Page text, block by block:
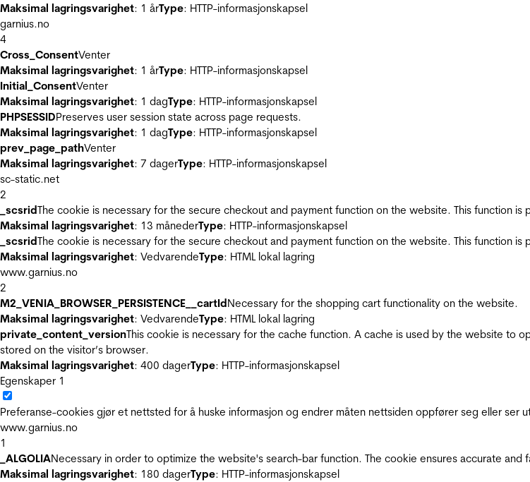
Maksimal lagringsvarighet: 1 årType: HTTP-informasjonskapsel
garnius.no
4
Cross_ConsentVenter
Maksimal lagringsvarighet: 1 årType: HTTP-informasjonskapsel
Initial_ConsentVenter
Maksimal lagringsvarighet: 1 dagType: HTTP-informasjonskapsel
PHPSESSIDPreserves user session state across page requests.
Maksimal lagringsvarighet: 1 dagType: HTTP-informasjonskapsel
prev_page_pathVenter
Maksimal lagringsvarighet: 7 dagerType: HTTP-informasjonskapsel
sc-static.net
2
_scsridThe cookie is necessary for the secure checkout and payment function on the website. This function is
Maksimal lagringsvarighet: 13 månederType: HTTP-informasjonskapsel
_scsridThe cookie is necessary for the secure checkout and payment function on the website. This function is
Maksimal lagringsvarighet: VedvarendeType: HTML lokal lagring
www.garnius.no
2
M2_VENIA_BROWSER_PERSISTENCE__cartIdNecessary for the shopping cart functionality on the website.
Maksimal lagringsvarighet: VedvarendeType: HTML lokal lagring
private_content_versionThis cookie is necessary for the cache function. A cache is used by the website to
stored on the visitor’s browser.
Maksimal lagringsvarighet: 400 dagerType: HTTP-informasjonskapsel
Egenskaper 1
Preferanse-cookies gjør et nettsted for å huske informasjon og endrer måten nettsiden oppfører seg eller
www.garnius.no
1
_ALGOLIANecessary in order to optimize the website's search-bar function. The cookie ensures accurate and
Maksimal lagringsvarighet: 180 dagerType: HTTP-informasjonskapsel